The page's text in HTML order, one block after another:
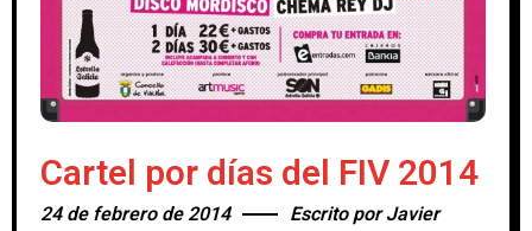
Cartel por días del FIV 2014
24 de febrero de 2014 Escrito porJavier